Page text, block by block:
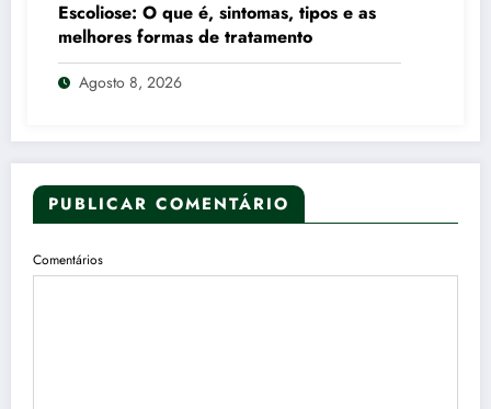
Escoliose: O que é, sintomas, tipos e as
melhores formas de tratamento
Agosto 8, 2026
PUBLICAR COMENTÁRIO
Comentários